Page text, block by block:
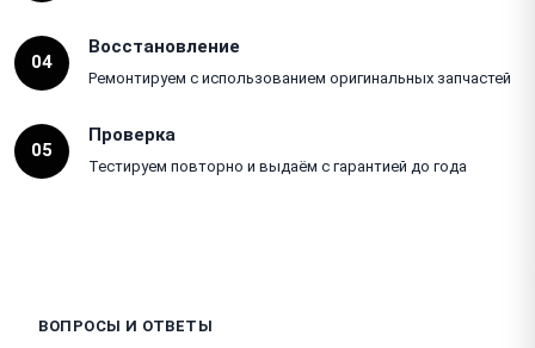
04
Восстановление
Ремонтируем с использованием оригинальных запчастей
05
Проверка
Тестируем повторно и выдаём с гарантией до года
ВОПРОСЫ И ОТВЕТЫ